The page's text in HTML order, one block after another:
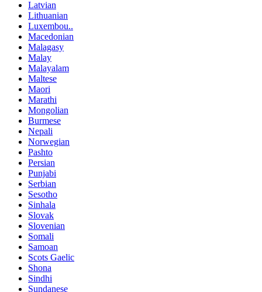
Latvian
Lithuanian
Luxembou..
Macedonian
Malagasy
Malay
Malayalam
Maltese
Maori
Marathi
Mongolian
Burmese
Nepali
Norwegian
Pashto
Persian
Punjabi
Serbian
Sesotho
Sinhala
Slovak
Slovenian
Somali
Samoan
Scots Gaelic
Shona
Sindhi
Sundanese